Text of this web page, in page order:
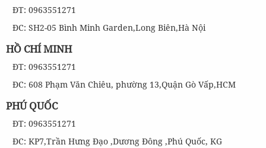
ĐT: 0963551271
ĐC: SH2-05 Bình Minh Garden,Long Biên,Hà Nội
HỒ CHÍ MINH
ĐT: 0963551271
ĐC: 608 Phạm Văn Chiêu, phường 13,Quận Gò Vấp,HCM
PHÚ QUỐC
ĐT: 0963551271
ĐC: KP7,Trần Hưng Đạo ,Dương Đông ,Phú Quốc, KG